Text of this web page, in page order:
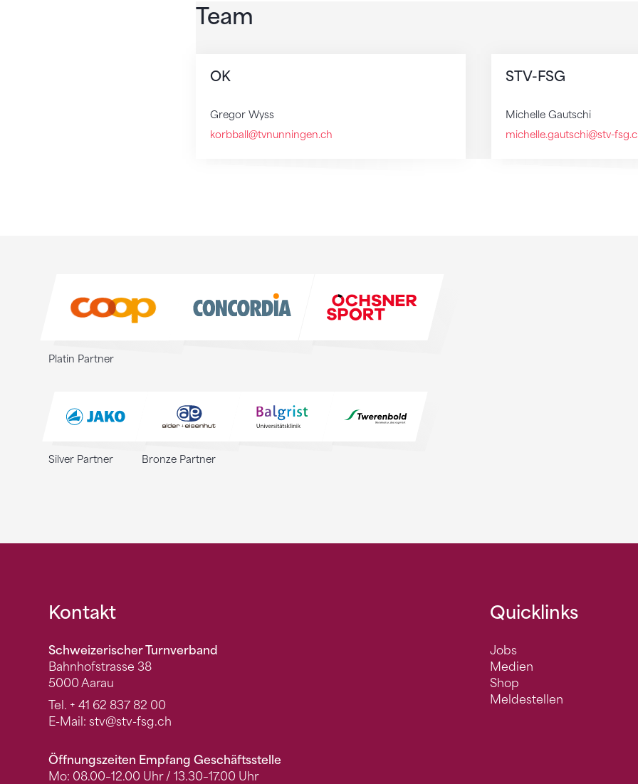
Team
OK
Gregor Wyss
korbball@tvnunningen.ch
STV-FSG
Michelle Gautschi
michelle.gautschi@stv-
Platin Partner
Silver Partner Bronze Partner
Fusszeile
Kontakt
Schweizerischer Turnverband
Bahnhofstrasse 38
5000 Aarau
Tel. + 41 62 837 82 00
E-Mail: stv@stv-fsg.ch
Öffnungszeiten Empfang Geschäftsstelle
Mo: 08.00–12.00 Uhr / 13.30–17.00 Uhr
Quicklinks
Jobs
Medien
Shop
Meldestellen